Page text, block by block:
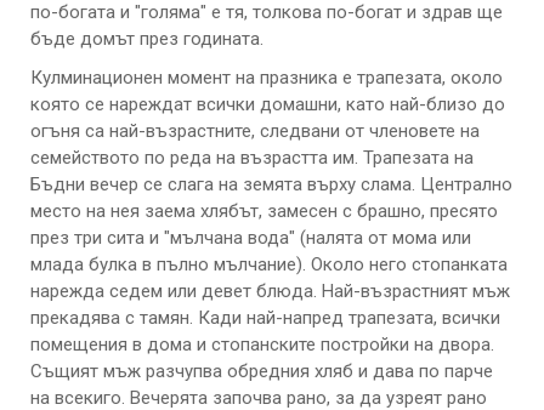
по-богата и "голяма" е тя, толкова по-богат и здрав ще
бъде домът през годината.
Кулминационен момент на празника е трапезата, около
която се нареждат всички домашни, като най-близо до
огъня са най-възрастните, следвани от членовете на
семейството по реда на възрастта им. Трапезата на
Бъдни вечер се слага на земята върху слама. Централно
место на нея заема хлябът, замесен с брашно, пресято
през три сита и "мълчана вода" (налята от мома или
млада булка в пълно мълчание). Около него стопанката
нарежда седем или девет блюда. Най-възрастният мъж
прекадява с тамян. Кади най-напред трапезата, всички
помещения в дома и стопанските постройки на двора.
Същият мъж разчупва обредния хляб и дава по парче
на всекиго. Вечерята започва рано, за да узреят рано